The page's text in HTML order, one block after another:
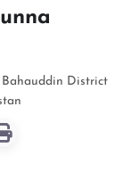
Bahauddin District